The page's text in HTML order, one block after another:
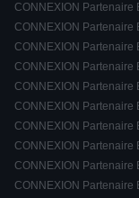
CONNEXION Partenaire
CONNEXION Partenaire
CONNEXION Partenaire
CONNEXION Partenaire
CONNEXION Partenaire
CONNEXION Partenaire
CONNEXION Partenaire
CONNEXION Partenaire
CONNEXION Partenaire
CONNEXION Partenaire